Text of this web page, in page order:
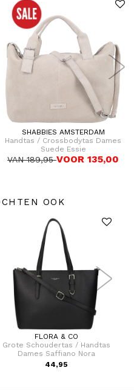
SHABBIES AMSTERDAM
Handtas / Crossbodytas Dames
Suede Essie
VAN 189,95VOOR 135,00
OOK
FLORA & CO
Grote Schoudertas / Handtas
Dames Saffiano Nora
44,95